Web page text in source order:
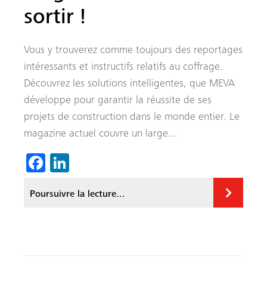
sortir !
Vous y trouverez comme toujours des reportages
intéressants et instructifs relatifs au coffrage.
Découvrez les solutions intelligentes, que MEVA
développe pour garantir la réussite de ses
projets de construction dans le monde entier. Le
magazine actuel couvre un large...
Fa
b
ed
Poursuivre la lecture...